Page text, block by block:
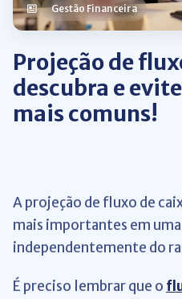
Gestão Financeira
Projeção de
descubra e
mais comuns!
A projeção de fluxo de
mais importantes em
independentemente do
É preciso lembrar que o